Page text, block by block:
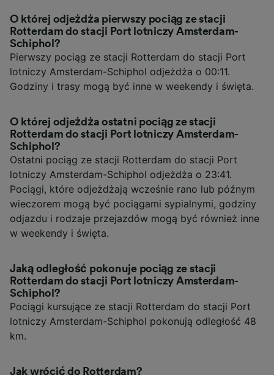
O której odjeżdża pierwszy pociąg ze stacji
Rotterdam do stacji Port lotniczy Amsterdam-
Schiphol?
Pierwszy pociąg ze stacji Rotterdam do stacji Port
lotniczy Amsterdam-Schiphol odjeżdża o 00:11.
Godziny i trasy mogą być inne w weekendy i święta.
O której odjeżdża ostatni pociąg ze stacji
Rotterdam do stacji Port lotniczy Amsterdam-
Schiphol?
Ostatni pociąg ze stacji Rotterdam do stacji Port
lotniczy Amsterdam-Schiphol odjeżdża o 23:41.
Pociągi, które odjeżdżają wcześnie rano lub późnym
wieczorem mogą być pociągami sypialnymi, godziny
odjazdu i rodzaje przejazdów mogą być również inne
w weekendy i święta.
Jaką odległość pokonuje pociąg ze stacji
Rotterdam do stacji Port lotniczy Amsterdam-
Schiphol?
Pociągi kursujące ze stacji Rotterdam do stacji Port
lotniczy Amsterdam-Schiphol pokonują odległość 48
km.
Jak wrócić do Rotterdam?